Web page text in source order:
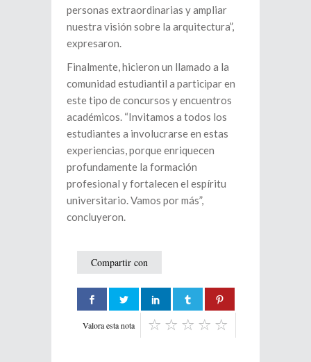
personas extraordinarias y ampliar
nuestra visión sobre la arquitectura”,
expresaron.
Finalmente, hicieron un llamado a la
comunidad estudiantil a participar en
este tipo de concursos y encuentros
académicos. “Invitamos a todos los
estudiantes a involucrarse en estas
experiencias, porque enriquecen
profundamente la formación
profesional y fortalecen el espíritu
universitario. Vamos por más”,
concluyeron.
Compartir con
Valora esta nota